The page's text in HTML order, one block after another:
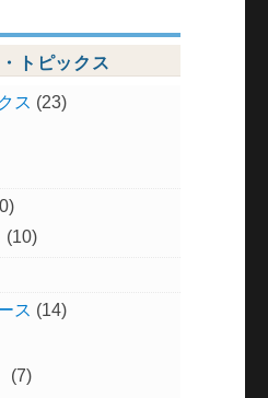
トピックス
ス (23)
(10)
ス (14)
(7)